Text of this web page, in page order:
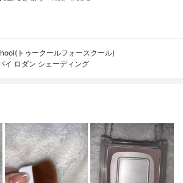
トゥークールフォースクール)
イ ロダン シェーディング